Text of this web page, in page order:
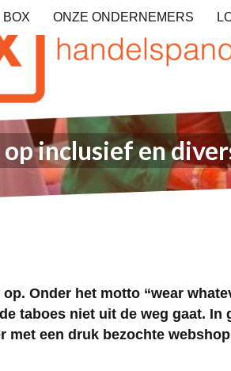
ONZE ONDERNEMERS
inclusief en
Onder het motto “wear
taboes niet uit de weg gaat.
een druk bezochte